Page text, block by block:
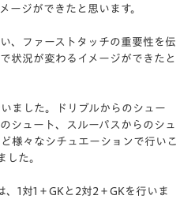
ージができたと思います。
、ファーストタッチの重要性を伝
状況が変わるイメージができたと
ました。ドリブルからのシュー
シュート、スルーパスからのシュ
様々なシチュエーションで行いこ
した。
1対1＋GKと2対2＋GKを行いま